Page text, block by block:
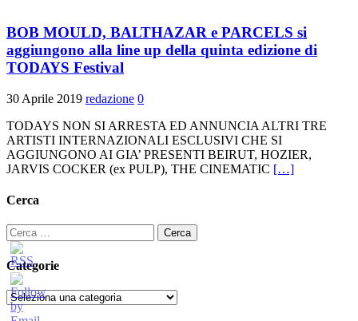
BOB MOULD, BALTHAZAR e PARCELS si
aggiungono alla line up della quinta edizione di
TODAYS Festival
30 Aprile 2019 redazione 0
TODAYS NON SI ARRESTA ED ANNUNCIA ALTRI TRE
ARTISTI INTERNAZIONALI ESCLUSIVI CHE SI
AGGIUNGONO AI GIA’ PRESENTI BEIRUT, HOZIER,
JARVIS COCKER (ex PULP), THE CINEMATIC […]
Cerca
Ricerca
per:
Categorie
Categorie